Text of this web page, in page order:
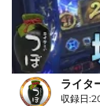
ライタ
収録日